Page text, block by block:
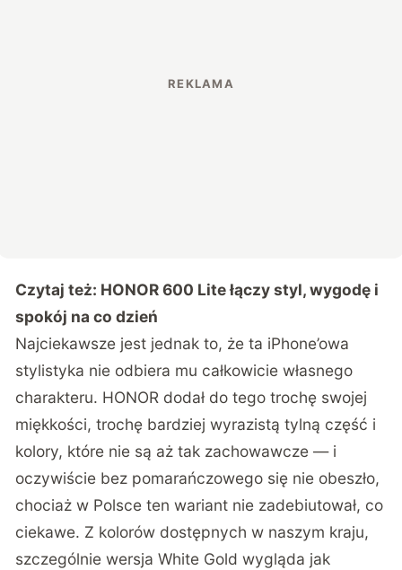
Czytaj też: HONOR 600 Lite łączy styl, wygodę i
spokój na co dzień
Najciekawsze jest jednak to, że ta iPhone’owa
stylistyka nie odbiera mu całkowicie własnego
charakteru. HONOR dodał do tego trochę swojej
miękkości, trochę bardziej wyrazistą tylną część i
kolory, które nie są aż tak zachowawcze — i
oczywiście bez pomarańczowego się nie obeszło,
chociaż w Polsce ten wariant nie zadebiutował, co
ciekawe. Z kolorów dostępnych w naszym kraju,
szczególnie wersja White Gold wygląda jak